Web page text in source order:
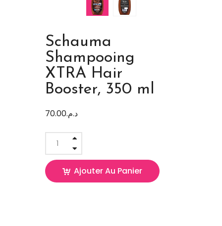
Schauma
Shampooing
XTRA Hair
Booster, 350 ml
د.م.70.00
Ajouter Au Panier